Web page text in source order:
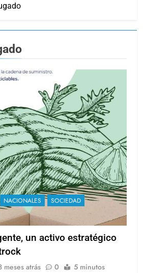
NACIONALES
SOCIEDAD
un activo estratégico
meses atrás 0 5 minutos